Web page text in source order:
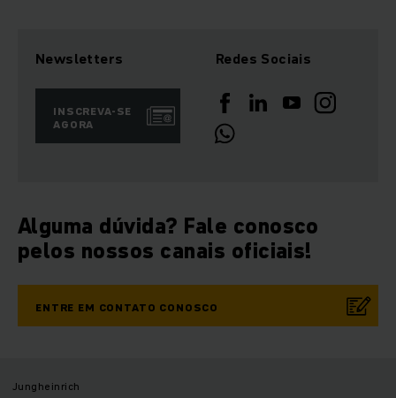
Newsletters
INSCREVA-SE
AGORA
Redes Sociais
Alguma dúvida? Fale conosco
pelos nossos canais oficiais!
ENTRE EM CONTATO CONOSCO
Jungheinrich